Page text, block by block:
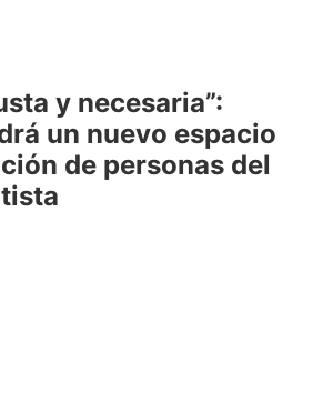
y necesaria”:
un nuevo espacio
de personas del